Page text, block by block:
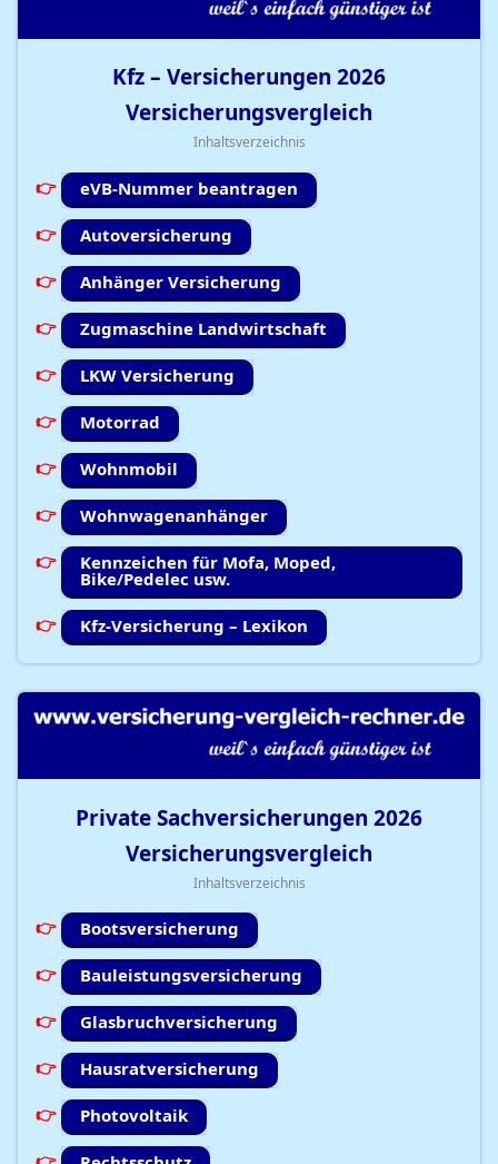
Kfz – Versicherungen 2026
Versicherungsvergleich
Inhaltsverzeichnis
eVB-Nummer beantragen
Autoversicherung
Anhänger Versicherung
Zugmaschine Landwirtschaft
LKW Versicherung
Motorrad
Wohnmobil
Wohnwagenanhänger
Kennzeichen für Mofa, Moped,
Bike/Pedelec usw.
Kfz-Versicherung – Lexikon
Private Sachversicherungen 2026
Versicherungsvergleich
Inhaltsverzeichnis
Bootsversicherung
Bauleistungsversicherung
Glasbruchversicherung
Hausratversicherung
Photovoltaik